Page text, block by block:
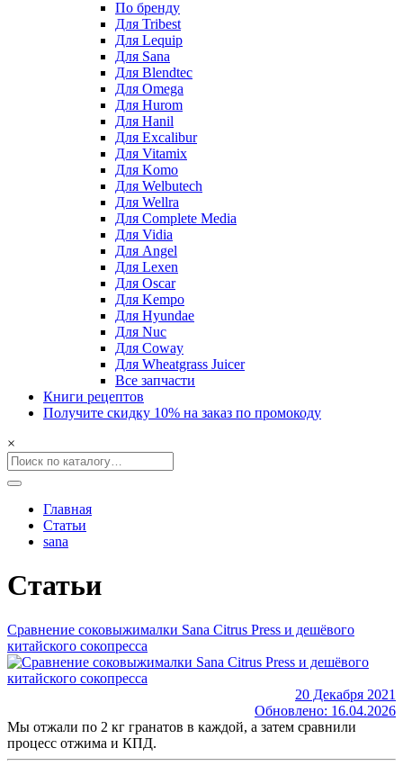
По бренду
Для Tribest
Для Lequip
Для Sana
Для Blendtec
Для Omega
Для Hurom
Для Hanil
Для Excalibur
Для Vitamix
Для Komo
Для Welbutech
Для Wellra
Для Complete Media
Для Vidia
Для Angel
Для Lexen
Для Oscar
Для Kempo
Для Hyundae
Для Nuc
Для Coway
Для Wheatgrass Juicer
Все запчасти
Книги рецептов
Получите скидку 10% на заказ по промокоду
×
Главная
Статьи
sana
Статьи
Сравнение соковыжималки Sana Citrus Press и дешёвого
китайского сокопресса
20 Декабря 2021
Обновлено: 16.04.2026
Мы отжали по 2 кг гранатов в каждой, а затем сравнили
процесс отжима и КПД.